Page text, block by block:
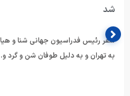
شد
سفر رئیس فدراسیون جهانی شنا و
به تهران و به دلیل طوفان شن و گرد